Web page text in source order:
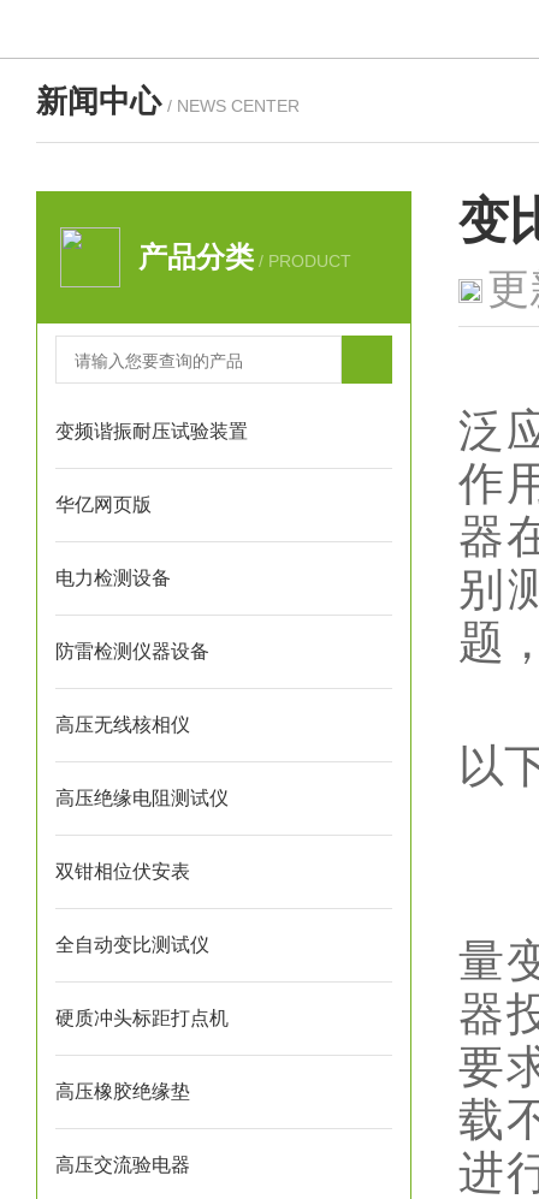
新闻中心 / NEWS CENTER
产品分类 / PRODUCT
变频谐振耐压试验装置
华亿网页版
电力检测设备
防雷检测仪器设备
高压无线核相仪
高压绝缘电阻测试仪
双钳相位伏安表
全自动变比测试仪
硬质冲头标距打点机
高压橡胶绝缘垫
高压交流验电器
变
泛
作
器
别
题
以
量
器
要
载
进